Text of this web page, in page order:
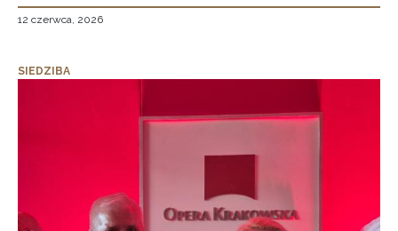
12 czerwca, 2026
SIEDZIBA